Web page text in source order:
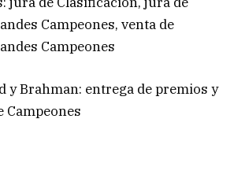
Campeones, venta de
Campeones
y Brahman: entrega de premios y
Campeones